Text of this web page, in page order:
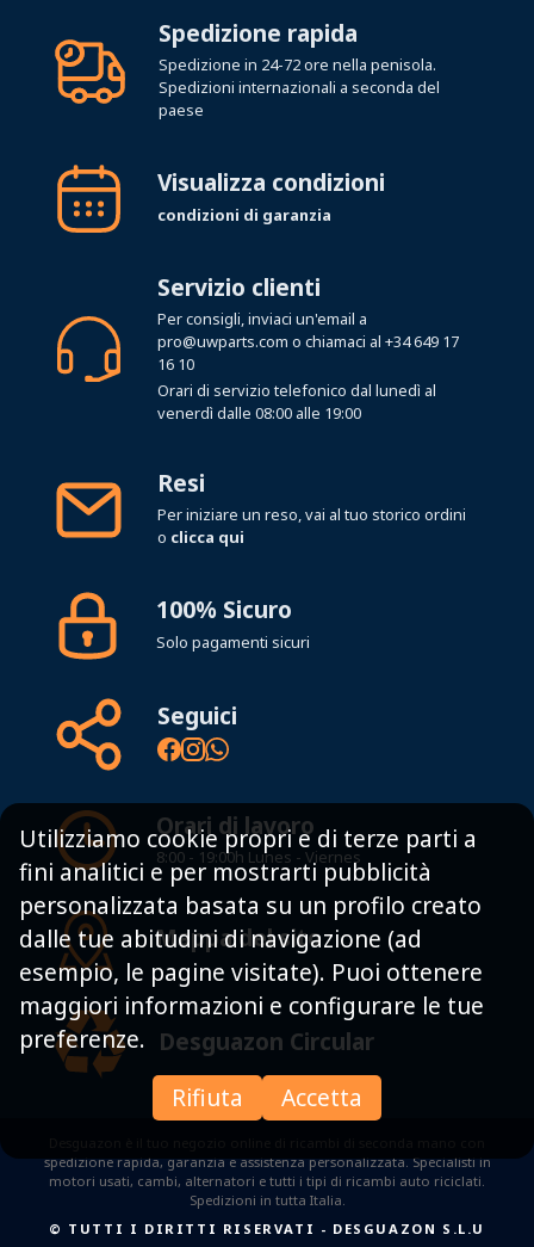
Spedizione rapida
Spedizione in 24-72 ore nella penisola.
Spedizioni internazionali a seconda del
paese
Visualizza condizioni
condizioni di garanzia
Servizio clienti
Per consigli, inviaci un'email a
pro@uwparts.com o chiamaci al +34 649 17
16 10
Orari di servizio telefonico dal lunedì al
venerdì dalle 08:00 alle 19:00
Resi
Per iniziare un reso, vai al tuo storico ordini
o clicca qui
100% Sicuro
Solo pagamenti sicuri
Seguici
Orari di lavoro
8:00 - 19:00h Lunes - Viernes
Mappa del sito
Desguazon Circular
spedizione rapida, garanzia e assistenza personalizzata. Specialisti in
motori usati, cambi, alternatori e tutti i tipi di ricambi auto riciclati.
Spedizioni in tutta Italia.
© TUTTI I DIRITTI RISERVATI - DESGUAZON S.L.U
Utilizziamo cookie propri e di terze parti a
fini analitici e per mostrarti pubblicità
personalizzata basata su un profilo creato
dalle tue abitudini di navigazione (ad
esempio, le pagine visitate). Puoi ottenere
maggiori informazioni e configurare le tue
preferenze.
Rifiuta
Accetta